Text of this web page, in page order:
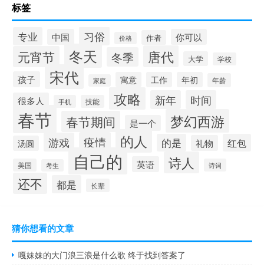
标签
专业 中国 习俗 价格 作者 你可以
元宵节 冬天 冬季 唐代 大学 学校
孩子 宋代 家庭 寓意 工作 年初 年龄
很多人 手机 技能 攻略 新年 时间
春节 春节期间 是一个 梦幻西游
汤圆 游戏 疫情 的人 的是 礼物 红包
美国 考生 自己的 英语 诗人 诗词
还不 都是 长辈
猜你想看的文章
嘎妹妹的大门浪三浪是什么歌 终于找到答案了